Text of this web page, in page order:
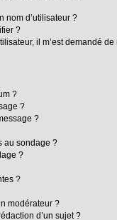
nom d’utilisateur ?
?
il m’est demandé de
?
?
?
au sondage ?
?
?
modérateur ?
d’un sujet ?